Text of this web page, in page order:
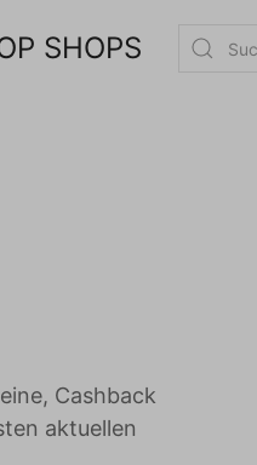
SHOPS
Cashback
aktuellen